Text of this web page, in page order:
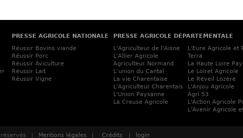
PRESSE AGRICOLE NATIONALE
Réussir Bovins viande
Réussir Porc
Réussir Aviculture
Réussir Lait
Réussir Vigne
PRESSE AGRICOLE DÉPARTEMENTALE
L'Agriculteur de l'Aisne
L'Allier Agricole
Agriculteur Normand
L’union du Cantal
La vie Charentaise
L'Agriculteur Charentais
L'Union Paysanne
La Creuse Agricole
L'Eure Agricole et
Terra
La Haute Loire
Le Loiret Agricole
Le Réveil Lozère
L'Anjou Agricole
Agri 53
L'Action Agricole
L'Avenir Agricole
| Mentions légales | Crédits | login